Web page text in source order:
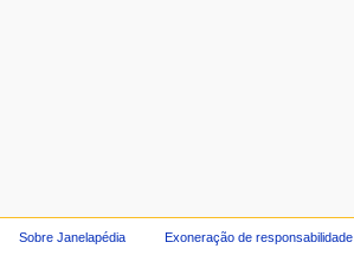
Sobre Janelapédia Exoneração de responsabilidade